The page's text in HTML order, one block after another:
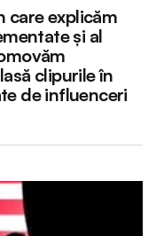
care explicăm
și al
clipurile în
de influenceri